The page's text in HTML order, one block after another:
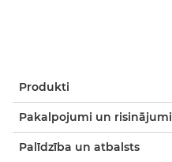
Produkti
Pakalpojumi un risinājumi
Palīdzība un atbalsts